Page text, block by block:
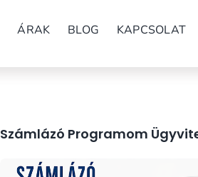
ÁRAK BLOG KAPCSOLAT
Számlázó Programom